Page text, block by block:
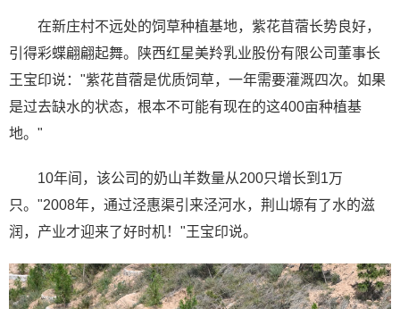
在新庄村不远处的饲草种植基地，紫花苜蓿长势良好，
引得彩蝶翩翩起舞。陕西红星美羚乳业股份有限公司董事长
王宝印说："紫花苜蓿是优质饲草，一年需要灌溉四次。如果
是过去缺水的状态，根本不可能有现在的这400亩种植基
地。"
10年间，该公司的奶山羊数量从200只增长到1万
只。"2008年，通过泾惠渠引来泾河水，荆山塬有了水的滋
润，产业才迎来了好时机！"王宝印说。